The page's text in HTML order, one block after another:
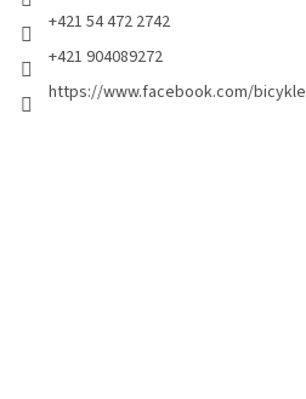
+421 54 472 2742
+421 904089272
https://www.facebook.com/bicykle